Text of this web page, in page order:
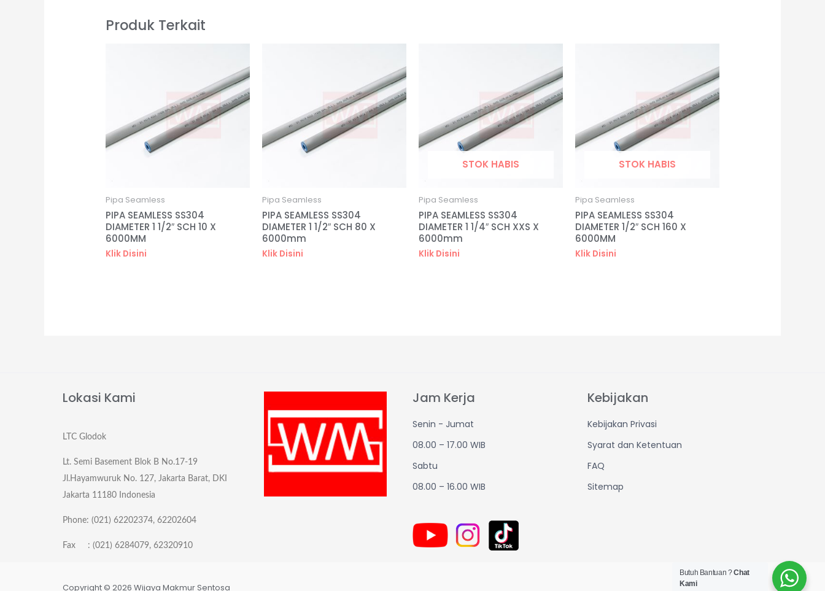
Produk Terkait
Pipa Seamless
PIPA SEAMLESS SS304
DIAMETER 1 1/2″ SCH 10 X
6000MM
Klik Disini
Pipa Seamless
PIPA SEAMLESS SS304
DIAMETER 1 1/2″ SCH 80 X
6000mm
Klik Disini
STOK HABIS
Pipa Seamless
PIPA SEAMLESS SS304
DIAMETER 1 1/4″ SCH XXS X
6000mm
Klik Disini
STOK HABIS
Pipa Seamless
PIPA SEAMLESS SS304
DIAMETER 1/2″ SCH 160 X
6000MM
Klik Disini
Lokasi Kami
LTC Glodok
Lt. Semi Basement Blok B No.17-19
Jl.Hayamwuruk No. 127, Jakarta Barat, DKI
Jakarta 11180 Indonesia
Phone: (021) 62202374, 62202604
Fax : (021) 6284079, 62320910
Jam Kerja
Senin - Jumat
08.00 – 17.00 WIB
Sabtu
08.00 – 16.00 WIB
Kebijakan
Kebijakan Privasi
Syarat dan Ketentuan
FAQ
Sitemap
Copyright © 2026 Wijaya Makmur Sentosa Created by IT Dept
Butuh Bantuan ?Chat
Kami